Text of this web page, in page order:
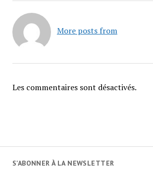
More posts from
Les commentaires sont désactivés.
S'ABONNER À LA NEWSLETTER